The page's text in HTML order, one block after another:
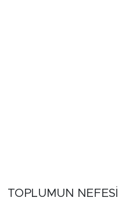
TOPLUMUN NEFESİ